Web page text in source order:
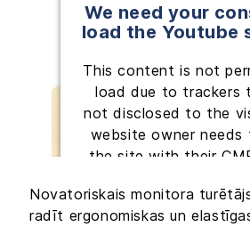
We need your
load the Youtube
This content is not
load due to trackers
not disclosed to the
website owner needs
the site with their
technologies
Novatoriskais monitora
radīt ergonomiskas un